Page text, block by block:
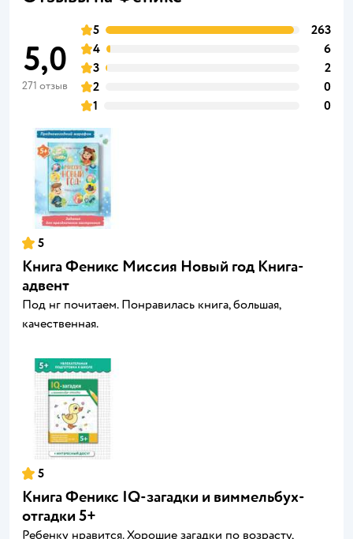
5,0
271 отзыв
5
263
4
6
3
2
2
0
1
0
5
Книга Феникс Миссия Новый год Книга-
адвент
Под нг почитаем. Понравилась книга, большая,
качественная.
5
Книга Феникс IQ-загадки и виммельбух-
отгадки 5+
Ребенку нравится. Хорошие загадки по возрасту,